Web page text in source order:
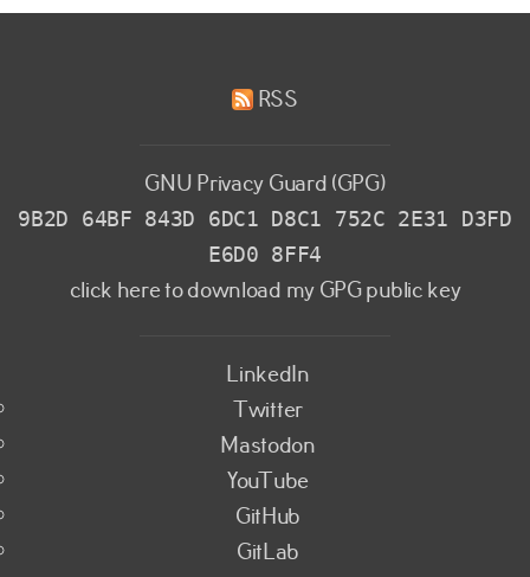
RSS
GNU Privacy Guard (GPG)
9B2D 64BF 843D 6DC1 D8C1 752C 2E31 D3FD
E6D0 8FF4
click here to download my GPG public key
LinkedIn
Twitter
Mastodon
YouTube
GitHub
GitLab